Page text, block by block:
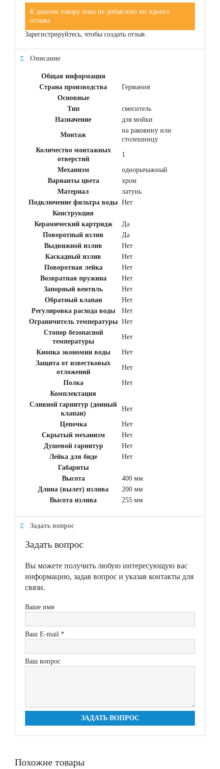
К данном товару пока не добавлено ни одного
отзыва
Зарегистрируйтесь, чтобы создать отзыв.
Описание
Общая информация
Страна производства
Германия
Основные
Тип
смеситель
Назначение
для мойки
Монтаж
на раковину или
столешницу
Количество монтажных
отверстий
1
Механизм
однорычажный
Варианты цвета
хром
Материал
латунь
Подключение фильтра воды Нет
Конструкция
Керамический картридж
Да
Поворотный излив
Да
Выдвижной излив
Нет
Каскадный излив
Нет
Поворотная лейка
Нет
Возвратная пружина
Нет
Запорный вентиль
Нет
Обратный клапан
Нет
Регулировка расхода воды
Нет
Ограничитель температуры Нет
Стопор безопасной
температуры
Нет
Кнопка экономии воды
Нет
Защита от известковых
отложений
Нет
Полка
Нет
Комплектация
Сливной гарнитур (донный
клапан)
Нет
Цепочка
Нет
Скрытый механизм
Нет
Душевой гарнитур
Нет
Лейка для биде
Нет
Габариты
Высота
400 мм
Длина (вылет) излива
200 мм
Высота излива
255 мм
Задать вопрос
Задать вопрос
Вы можете получить любую интересующую вас
информацию, задав вопрос и указав контакты для
связи.
Ваше имя
Ваш E-mail *
Ваш вопрос
ЗАДАТЬ ВОПРОС
Похожие товары